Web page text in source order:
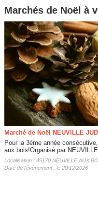
Marchés de Noël à
Marché de Noël NEUVILLE
Pour la 3ème année
aux bois!Organisé par
Localisation : 45170 NEUVILLE AUX
Date de l'évènement : le 20/12/2026